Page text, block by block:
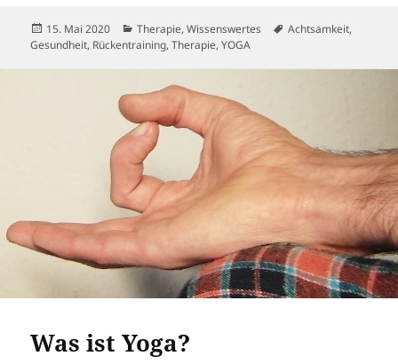
Veröffentlicht
am
15. Mai 2020 Kategorien
Therapie,Wissenswertes Schlagwörter
Achtsamkeit,
Gesundheit, Rückentraining,Therapie,YOGA
Was ist Yoga?